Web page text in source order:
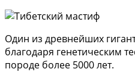
Один из древнейших
благодаря генетическим
породе более 5000 лет.